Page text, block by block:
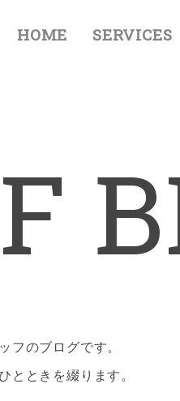
HOME SERVICES
B
フのブログです。
とときを綴ります。